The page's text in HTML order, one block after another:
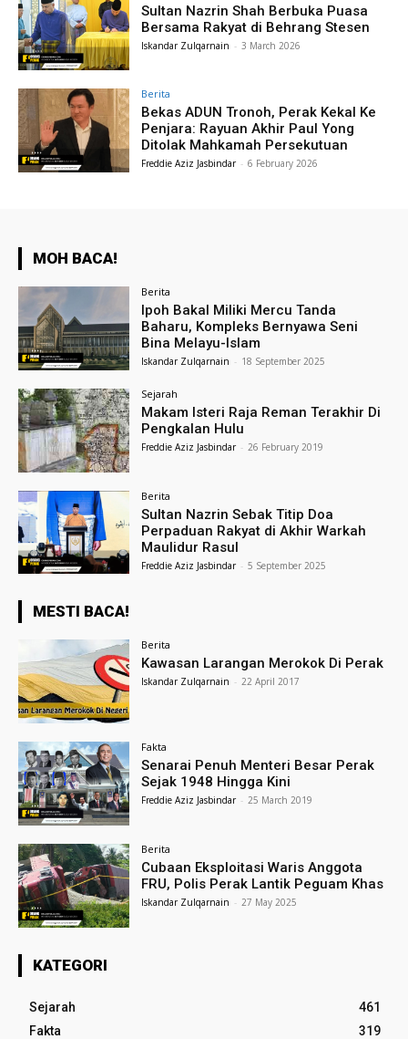
Sultan Nazrin Shah Berbuka Puasa
Bersama Rakyat di Behrang Stesen
Iskandar Zulqarnain - 3 March 2026
Berita
Bekas ADUN Tronoh, Perak Kekal Ke
Penjara: Rayuan Akhir Paul Yong
Ditolak Mahkamah Persekutuan
Freddie Aziz Jasbindar - 6 February 2026
MOH BACA!
Berita
Ipoh Bakal Miliki Mercu Tanda
Baharu, Kompleks Bernyawa Seni
Bina Melayu-Islam
Iskandar Zulqarnain - 18 September 2025
Sejarah
Makam Isteri Raja Reman Terakhir Di
Pengkalan Hulu
Freddie Aziz Jasbindar - 26 February 2019
Berita
Sultan Nazrin Sebak Titip Doa
Perpaduan Rakyat di Akhir Warkah
Maulidur Rasul
Freddie Aziz Jasbindar - 5 September 2025
MESTI BACA!
Berita
Kawasan Larangan Merokok Di Perak
Iskandar Zulqarnain - 22 April 2017
Fakta
Senarai Penuh Menteri Besar Perak
Sejak 1948 Hingga Kini
Freddie Aziz Jasbindar - 25 March 2019
Berita
Cubaan Eksploitasi Waris Anggota
FRU, Polis Perak Lantik Peguam Khas
Iskandar Zulqarnain - 27 May 2025
KATEGORI
Sejarah
461
Fakta
319